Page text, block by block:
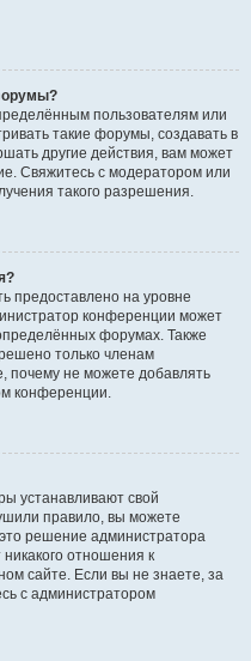
пользователям или
такие форумы, создавать в
другие действия, вам может
Свяжитесь с модератором или
такого разрешения.
предоставлено на уровне
конференции может
форумах. Также
только членам
почему не можете добавлять
конференции.
устанавливают свой
правило, вы можете
решение администратора
отношения к
сайте. Если вы не знаете, за
с администратором